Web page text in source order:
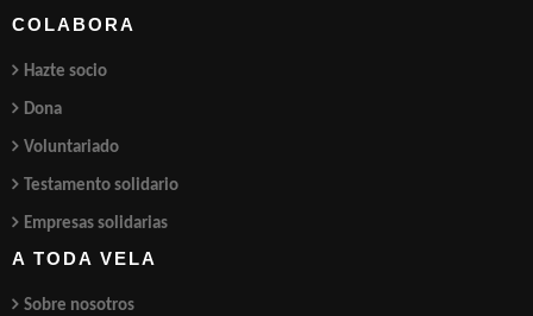
COLABORA
Hazte socio
Dona
Voluntariado
Testamento solidario
Empresas solidarias
A TODA VELA
Sobre nosotros